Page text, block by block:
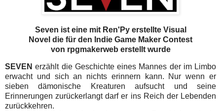
Seven ist eine mit Ren'Py erstellte Visual
Novel die für den Indie Game Maker Contest
von rpgmakerweb erstellt wurde
SEVEN erzählt die Geschichte eines Mannes der im Limbo
erwacht und sich an nichts erinnern kann. Nur wenn er
sieben dämonische Kreaturen aufsucht und seine
Erinnerungen zurückerlangt darf er ins Reich der Lebenden
zurückkehren.